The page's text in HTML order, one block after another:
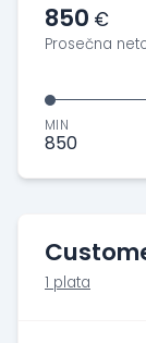
850 €
Prosečna
MIN
850
1 plata